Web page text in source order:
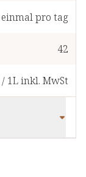
einmal pro tag
42
/ 1Linkl. MwSt